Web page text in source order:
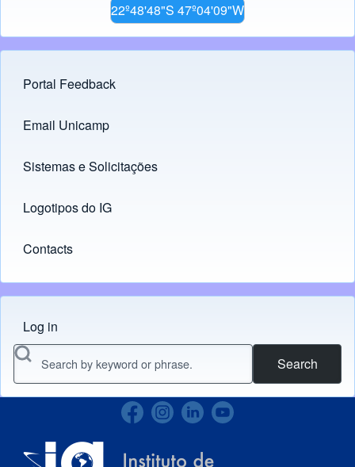
22º48'48"S 47º04'09"W
Footer menu
Portal Feedback
Links
Email Unicamp
(opens in new tab)
Sistemas e Solicitações
(opens in new tab)
Logotipos do IG
(opens in new tab)
Contacts
Menu do usuário
Log in
Search